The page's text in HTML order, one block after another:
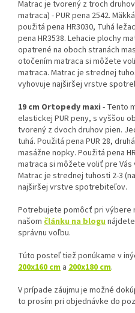
Matrac je tvorený z troch
matraca) - PUR pena 2542.
použitá pena HR3030, Tuhá
pena HR3538. Lehacie plochy
opatrené na oboch stranách
otočením matraca si môžete
matraca. Matrac je strednej
vyhovuje najširšej vrstve
19 cm Ortopedy maxi - Tento
elastickej PUR peny, s vyššou
tvorený z dvoch druhov pien.
tuhá. Použitá pena PUR 28,
masážne nopky. Použitá pena
matraca si môžete voliť pre
Matrac je strednej tuhosti 2-3
najširšej vrstve spotrebiteľov.
Potrebujete pomôcť pri výbere
našom článku na blogu
správnu voľbu.
Túto posteľ tiež ponúkame v
200x160 cm a 200x180 cm.
V prípade záujmu je možné
to prosím pri objednávke do